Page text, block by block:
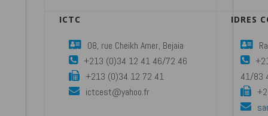
ICTC
08, rue Cheikh Amer, Bejaia
+213 (0)34 12 41 46/72 46
+213 (0)34 12 72 41
ictcest@yahoo.fr
IDRES
41/83